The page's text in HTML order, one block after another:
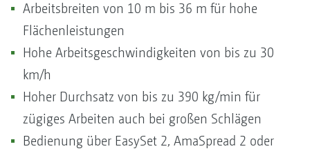
Arbeitsbreiten von 10 m bis 36 m für hohe
Flächenleistungen
Hohe Arbeitsgeschwindigkeiten von bis zu 30
km/h
Hoher Durchsatz von bis zu 390 kg/min für
zügiges Arbeiten auch bei großen Schlägen
Bedienung über EasySet 2, AmaSpread 2 oder